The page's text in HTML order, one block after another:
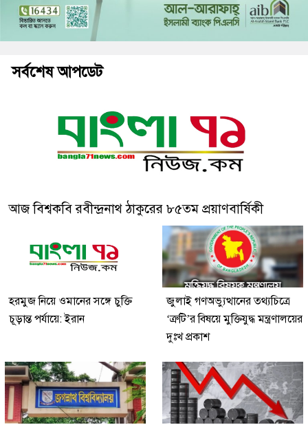
সর্বশেষ আপডেট
আজ বিশ্বকবি রবীন্দ্রনাথ ঠাকুরের ৮৫তম প্রয়াণবার্ষিকী
হরমুজ নিয়ে ওমানের সঙ্গে চুক্তি
চূড়ান্ত পর্যায়ে: ইরান
জুলাই গণঅভ্যুত্থানের তথ্যচিত্রে
‘ত্রুটি’র বিষয়ে মুক্তিযুদ্ধ মন্ত্রণালয়ের
দুঃখ প্রকাশ